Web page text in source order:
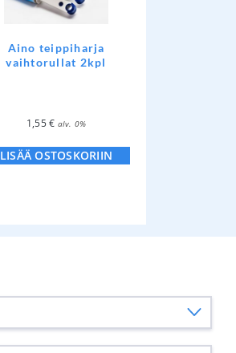
Aino teippiharja
vaihtorullat 2kpl
1,55€ alv. 0%
LISÄÄ OSTOSKORIIN